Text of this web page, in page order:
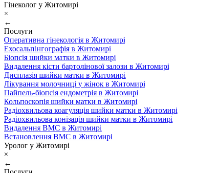
Гінеколог у Житомирі
×
←
Послуги
Оперативна гінекологія в Житомирі
Ехосальпінгографія в Житомирі
Біопсія шийки матки в Житомирі
Видалення кісти бартолінової залози в Житомирі
Дисплазія шийки матки в Житомирі
Лікування молочниці у жінок в Житомирі
Пайпель-біопсія ендометрія в Житомирі
Кольпоскопія шийки матки в Житомирі
Радіохвильова коагуляція шийки матки в Житомирі
Радіохвильова конізація шийки матки в Житомирі
Видалення ВМС в Житомирі
Встановлення ВМС в Житомирі
Уролог у Житомирі
×
←